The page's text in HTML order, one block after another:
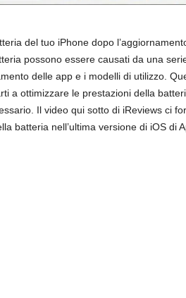
del tuo iPhone dopo
possono essere causati da una
delle app e i modelli di utilizzo.
a ottimizzare le prestazioni della
Il video qui sotto di iReviews ci
batteria nell’ultima versione di iOS di